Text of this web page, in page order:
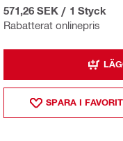
Rabatterat onlinepris
571,26 SEK / 1 Styck
SPARA I